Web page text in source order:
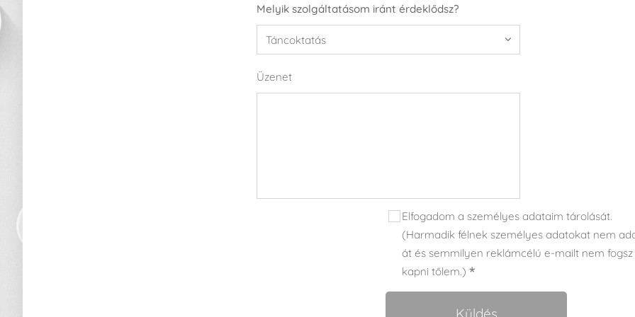
Melyik szolgáltatásom iránt érdeklődsz?
Üzenet
Elfogadom a személyes adataim tárolását.
(Harmadik félnek személyes adatokat nem
át és semmilyen reklámcélú e-mailt nem fogsz
kapni tőlem.)
Küldés